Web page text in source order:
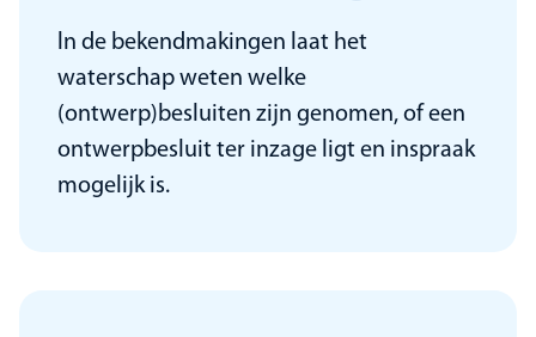
ln de bekendmakingen laat het
waterschap weten welke
(ontwerp)besluiten zijn genomen, of een
ontwerpbesluit ter inzage ligt en inspraak
mogelijk is.